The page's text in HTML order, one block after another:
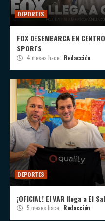
DEPORTES
FOX DESEMBARCA EN
SPORTS
4 meses hace Redacción
DEPORTES
¡OFICIAL! El VAR llega a El
5 meses hace Redacción